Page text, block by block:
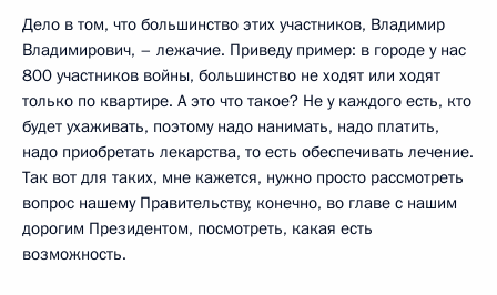
Дело в том, что большинство этих участников, Владимир
Владимирович, – лежачие. Приведу пример: в городе у нас
800 участников войны, большинство не ходят или ходят
только по квартире. А это что такое? Не у каждого есть, кто
будет ухаживать, поэтому надо нанимать, надо платить,
надо приобретать лекарства, то есть обеспечивать лечение.
Так вот для таких, мне кажется, нужно просто рассмотреть
вопрос нашему Правительству, конечно, во главе с нашим
дорогим Президентом, посмотреть, какая есть
возможность.